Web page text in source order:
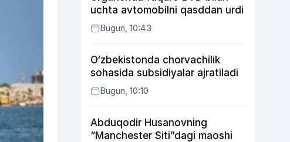
uchta avtomobilni qasddan urdi
Bugun, 10:43
O‘zbekistonda chorvachilik
sohasida subsidiyalar ajratiladi
Bugun, 10:10
Abduqodir Husanovning
“Manchester Siti”dagi maoshi